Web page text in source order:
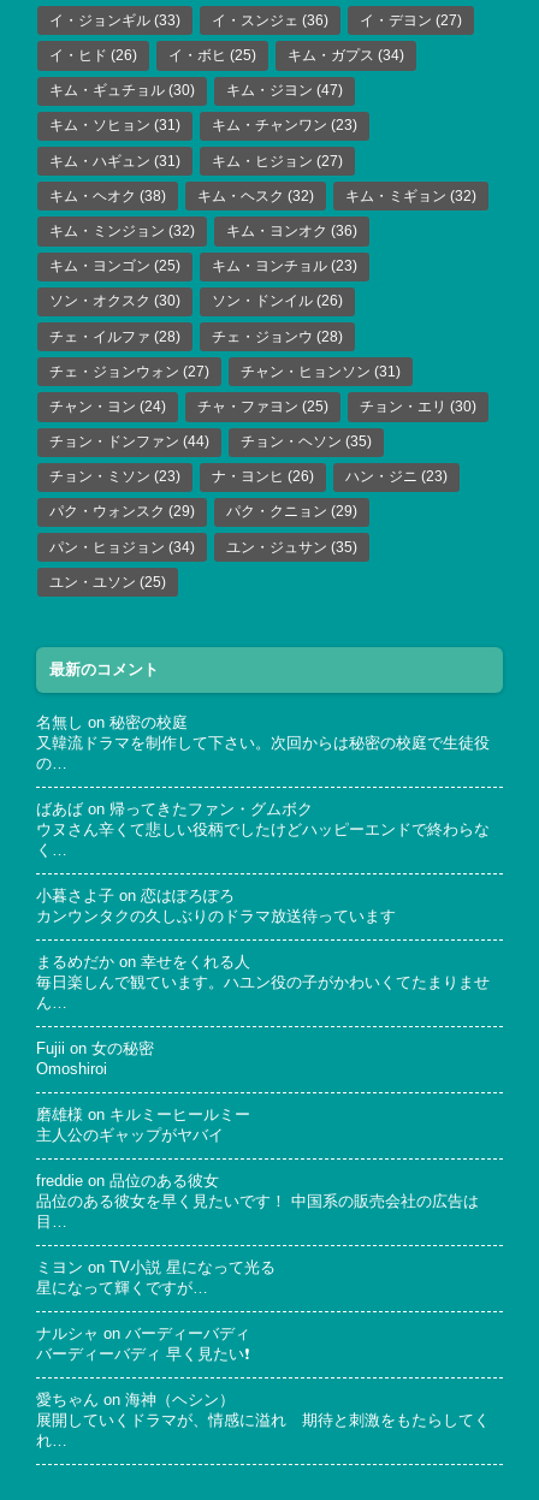
イ・ジョンギル (33) イ・スンジェ (36) イ・デヨン (27)
イ・ヒド (26) イ・ボヒ (25) キム・ガプス (34)
キム・ギュチョル (30) キム・ジヨン (47)
キム・ソヒョン (31) キム・チャンワン (23)
キム・ハギュン (31) キム・ヒジョン (27)
キム・ヘオク (38) キム・ヘスク (32) キム・ミギョン (32)
キム・ミンジョン (32) キム・ヨンオク (36)
キム・ヨンゴン (25) キム・ヨンチョル (23)
ソン・オクスク (30) ソン・ドンイル (26)
チェ・イルファ (28) チェ・ジョンウ (28)
チェ・ジョンウォン (27) チャン・ヒョンソン (31)
チャン・ヨン (24) チャ・ファヨン (25) チョン・エリ (30)
チョン・ドンファン (44) チョン・ヘソン (35)
チョン・ミソン (23) ナ・ヨンヒ (26) ハン・ジニ (23)
パク・ウォンスク (29) パク・クニョン (29)
パン・ヒョジョン (34) ユン・ジュサン (35)
ユン・ユソン (25)
最新のコメント
名無し on 秘密の校庭
又韓流ドラマを制作して下さい。次回からは秘密の校庭で生徒役
の…
ばあば on 帰ってきたファン・グムボク
ウヌさん辛くて悲しい役柄でしたけどハッピーエンドで終わらな
く…
小暮さよ子 on 恋はぽろぽろ
カンウンタクの久しぶりのドラマ放送待っています
まるめだか on 幸せをくれる人
毎日楽しんで観ています。ハユン役の子がかわいくてたまりませ
ん…
Fujii on 女の秘密
Omoshiroi
磨雄様 on キルミーヒールミー
主人公のギャップがヤバイ
freddie on 品位のある彼女
品位のある彼女を早く見たいです！ 中国系の販売会社の広告は
目…
ミヨン on TV小説 星になって光る
星になって輝くですが…
ナルシャ on バーディーバディ
バーディーバディ 早く見たい❗
愛ちゃん on 海神（ヘシン）
展開していくドラマが、情感に溢れ 期待と刺激をもたらしてく
れ…